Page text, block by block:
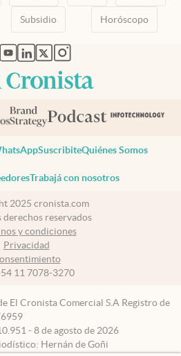
Subsidio Horóscopo
abre en nueva pestaña
abre en nueva pestaña
abre en nueva pestaña
abre en nueva pestaña
abre en nueva pestaña
SuscribiteQuiénes Somos
Trabajá con nosotros
2025 cronista.com
derechos reservados
y condiciones
Privacidad
11 7078-3270
El Cronista Comercial S.A Registro de
- 8 de agosto de 2026
Hernán de Goñi